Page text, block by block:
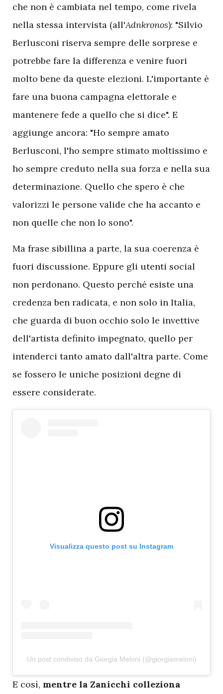
che non è cambiata nel tempo, come rivela
nella stessa intervista (all'Adnkronos): "Silvio
Berlusconi riserva sempre delle sorprese e
potrebbe fare la differenza e venire fuori
molto bene da queste elezioni. L'importante è
fare una buona campagna elettorale e
mantenere fede a quello che si dice". E
aggiunge ancora: "Ho sempre amato
Berlusconi, l'ho sempre stimato moltissimo e
ho sempre creduto nella sua forza e nella sua
determinazione. Quello che spero è che
valorizzi le persone valide che ha accanto e
non quelle che non lo sono".
Ma frase sibillina a parte, la sua coerenza è
fuori discussione. Eppure gli utenti social
non perdonano. Questo perché esiste una
credenza ben radicata, e non solo in Italia,
che guarda di buon occhio solo le invettive
dell'artista definito impegnato, quello per
intenderci tanto amato dall'altra parte. Come
se fossero le uniche posizioni degne di
essere considerate.
Visualizza questo post su Instagram
Un post condiviso da Giorgia Meloni (@giorgiameloni)
E così, mentre la Zanicchi colleziona